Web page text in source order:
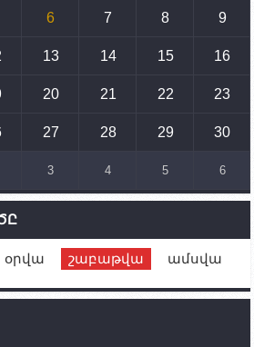
կասեցնելու համար. իսպանացի
Գորիսում է
հայկական դիրքերի անձնակազմի
խորհրդարանականը՝ Ալեն
ԱԳ նախարարը կայցելի Հայաստան
6 7 8 9
13 14 15 16
20 21 22 23
27 28 29 30
3 4 5 6
օրվա շաբաթվա ամսվա